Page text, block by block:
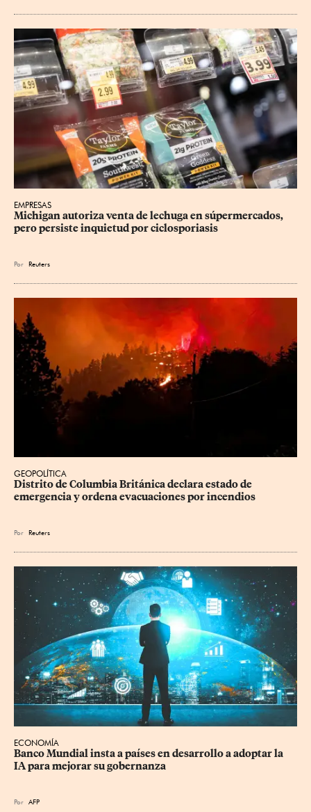
EMPRESAS
Michigan autoriza venta de lechuga en súpermercados,
pero persiste inquietud por ciclosporiasis
Por Reuters
GEOPOLÍTICA
Distrito de Columbia Británica declara estado de
emergencia y ordena evacuaciones por incendios
Por Reuters
ECONOMÍA
Banco Mundial insta a países en desarrollo a adoptar la
IA para mejorar su gobernanza
Por AFP